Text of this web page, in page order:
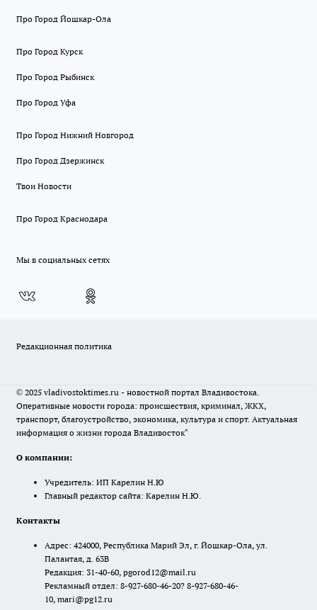
Про Город Йошкар-Ола
Про Город Курск
Про Город Рыбинск
Про Город Уфа
Про Город Нижний Новгород
Про Город Дзержинск
Твои Новости
Про Город Краснодара
Мы в социальных сетях
Редакционная политика
© 2025 vladivostoktimes.ru - новостной портал Владивостока.
Оперативные новости города: происшествия, криминал, ЖКХ,
транспорт, благоустройство, экономика, культура и спорт. Актуальная
информация о жизни города Владивосток"
О компании:
Учредитель: ИП Карелин Н.Ю
Главный редактор сайта: Карелин Н.Ю.
Контакты
Адрес: 424000, Республика Марий Эл, г. Йошкар-Ола, ул.
Палантая, д. 63В
Редакция: 31-40-60, pgorod12@mail.ru
Рекламный отдел: 8-927-680-46-20? 8-927-680-46-
10, mari@pg12.ru